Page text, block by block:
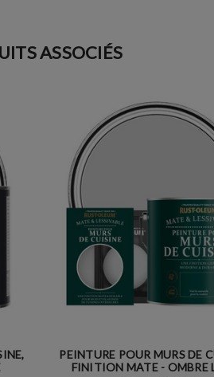
ASSOCIÉS
PEINTURE POUR MURS DE
FINITION MATE - OMBRE